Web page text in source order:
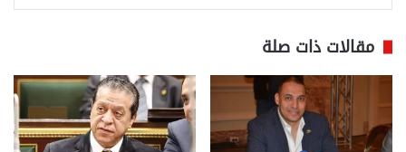
مقالات ذات صلة